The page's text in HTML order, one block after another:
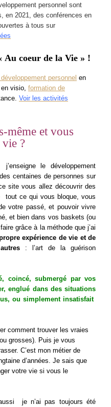
personnel sont
en 2021, des conférences en
à tous sur
Au coeur de la Vie » !
personnel en
visio, formation de
Voir les activités
même et vous
?
le développement
centaines de personnes sur
site vous allez découvrir des
tout ce qui vous bloque, vous
votre passé, et pouvoir vivre
et bien dans vos baskets (ou
grâce à la méthode que j’ai
expérience de vie et de
: l’art de la guérison
coincé, submergé par vos
englué dans des situations
ou simplement insatisfait
comment trouver les vraies
grosses). Puis je vous
C’est mon métier de
d’années. Je sais que
votre vie si vous le
je n’ai pas toujours été